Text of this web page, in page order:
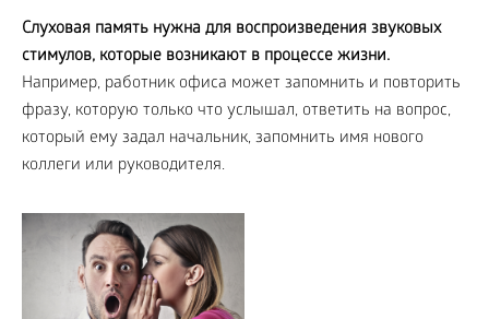
Слуховая память нужна для воспроизведения звуковых
стимулов, которые возникают в процессе жизни.
Например, работник офиса может запомнить и повторить
фразу, которую только что услышал, ответить на вопрос,
который ему задал начальник, запомнить имя нового
коллеги или руководителя.